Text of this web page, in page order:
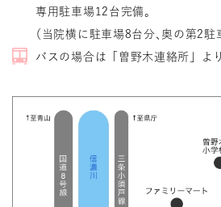
専用駐車場12台完備。
（当院横に駐車場8台分、奥の第2駐
バスの場合は「曽野木連絡所」よ